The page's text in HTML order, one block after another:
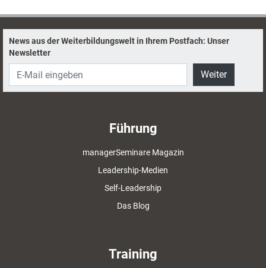
News aus der Weiterbildungswelt in Ihrem Postfach: Unser
Newsletter
Weiter
Führung
managerSeminare Magazin
Leadership-Medien
Self-Leadership
Das Blog
Training